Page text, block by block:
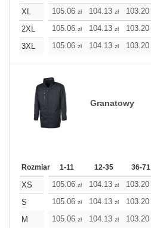
XL
105.06 zł 104.13 zł 103.20
2XL
105.06 zł 104.13 zł 103.20
3XL
105.06 zł 104.13 zł 103.20
Granatowy
Rozmiar 1-11 12-35 36-71
XS 105.06 zł 104.13 zł 103.20
S
105.06 zł 104.13 zł 103.20
M
105.06 zł 104.13 zł 103.20